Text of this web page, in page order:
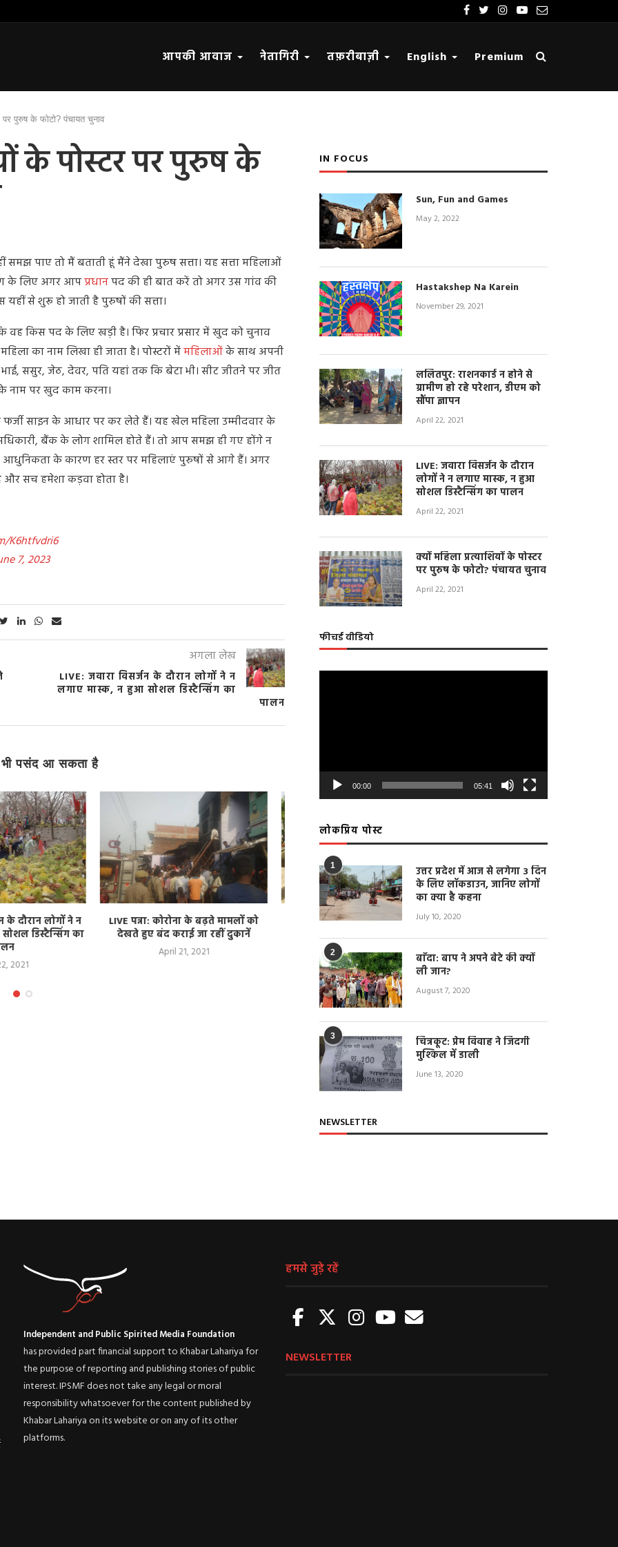
आपकी आवाज नेतागिरी तफ़रीबाज़ी English Premium
पर पुरुष के फोटो? पंचायत चुनाव
के पोस्टर पर पुरुष के
समझ पाए तो मैं बताती हूं मैंने देखा पुरुष सत्ता। यह सत्ता महिलाओं
के लिए अगर आपप्रधानपद की ही बात करें तो अगर उस गांव की
से शुरू हो जाती है पुरुषों की सत्ता।
वह किस पद के लिए खड़ी है। फिर प्रचार प्रसार में खुद को चुनाव
का नाम लिखा ही जाता है। पोस्टरों मेंमहिलाओंके साथ अपनी
ससुर, जेठ, देवर, पति यहां तक कि बेटा भी। सीट जीतने पर जीत
नाम पर खुद काम करना।
साइन के आधार पर कर लेते हैं। यह खेल महिला उम्मीदवार के
बैंक के लोग शामिल होते हैं। तो आप समझ ही गए होंगे न
के कारण हर स्तर पर महिलाएं पुरुषों से आगे हैं। अगर
सच हमेशा कड़वा होता है।
K6htfvdri6
7, 2023
अगला लेख
LIVE: जवारा विसर्जन के दौरान लोगों ने न
लगाए मास्क, न हुआ सोशल डिस्टैन्सिंग का
पालन
पसंद आ सकता है
अभियान के लिए चलाई
फिर जगह-जगह लगे कूड़े
के ढेर
21, 2021
चित्रकूट – चुनाव की वजह से रुका बजट,
अधूरे पड़े आवास
April 21, 2021
ललितपुर: राशनकार्ड न होने से ग्रामीण हो
रहे परेशान, डीएम को सौंपा ज्ञापन
April 22, 2021
लगाए मास्क, न हुआ सोशल
IN FOCUS
Sun, Fun and Games
May 2, 2022
Hastakshep Na Karein
November 29, 2021
ललितपुर: राशनकार्ड न होने से
ग्रामीण हो रहे परेशान, डीएम को
सौंपा ज्ञापन
April 22, 2021
LIVE: जवारा विसर्जन के दौरान
लोगों ने न लगाए मास्क, न हुआ
सोशल डिस्टैन्सिंग का पालन
April 22, 2021
क्यों महिला प्रत्याशियों के पोस्टर
पर पुरुष के फोटो? पंचायत चुनाव
April 22, 2021
फीचर्ड वीडियो
00:00 05:41
लोकप्रिय पोस्ट
1
उत्तर प्रदेश में आज से लगेगा 3 दिन
के लिए लॉकडाउन, जानिए लोगों
का क्या है कहना
July 10, 2020
2
बाँदा: बाप ने अपने बेटे की क्यों
ली जान?
August 7, 2020
3
चित्रकूट: प्रेम विवाह ने जिंदगी
मुश्किल में डाली
June 13, 2020
NEWSLETTER
Independent and Public Spirited Media Foundation
has provided part financial support to Khabar Lahariya for
the purpose of reporting and publishing stories of public
interest. IPSMF does not take any legal or moral
responsibility whatsoever for the content published by
Khabar Lahariya on its website or on any of its other
platforms.
हमसे जुड़े रहें
NEWSLETTER